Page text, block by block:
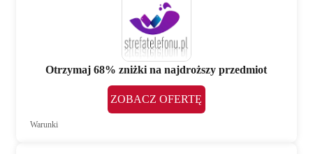
Otrzymaj 68% zniżki na najdroższy przedmiot
ZOBACZ OFERTĘ
Warunki